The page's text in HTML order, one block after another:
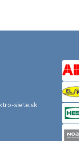
siete.sk